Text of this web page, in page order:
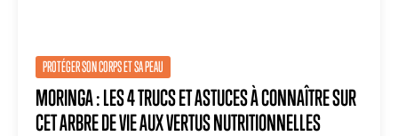
PROTÉGER SON CORPS ET SA PEAU
MORINGA : LES 4 TRUCS ET ASTUCES À CONNAÎTRE SUR
CET ARBRE DE VIE AUX VERTUS NUTRITIONNELLES